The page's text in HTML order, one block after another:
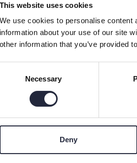
This website uses cookies
We use cookies to personalise
information about your use of our site
other information that you’ve provided
Necessary
Deny